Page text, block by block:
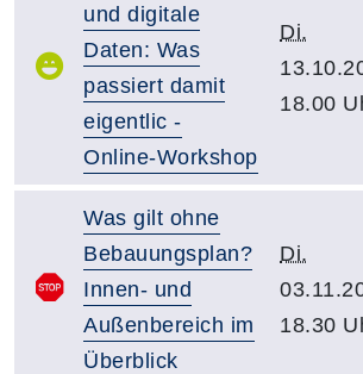
und digitale
Daten: Was
passiert damit
eigentlic -
Online-Workshop
Di.
18.00
Was gilt ohne
Bebauungsplan?
Innen- und
Außenbereich im
Überblick
Di.
18.30